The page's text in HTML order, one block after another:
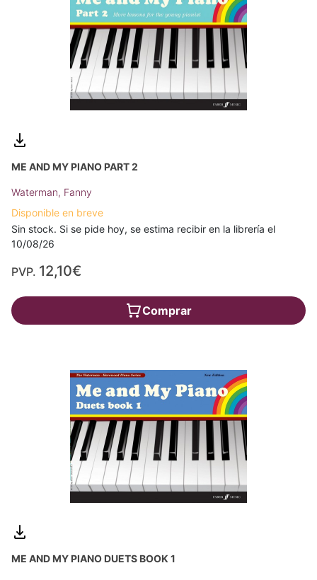
ME AND MY PIANO PART 2
Waterman, Fanny
Disponible en breve
Sin stock. Si se pide hoy, se estima recibir en la librería el
10/08/26
PVP. 12,10€
Comprar
ME AND MY PIANO DUETS BOOK 1